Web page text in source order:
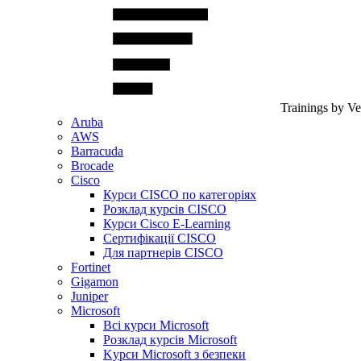
Trainings by
Aruba
AWS
Barracuda
Brocade
Cisco
Курси CISCO по категоріях
Розклад курсів CISCO
Курси Cisco E-Learning
Сертифікації CISCO
Для партнерів CISCO
Fortinet
Gigamon
Juniper
Microsoft
Всі курси Microsoft
Розклад курсів Microsoft
Kyрси Microsoft з безпеки